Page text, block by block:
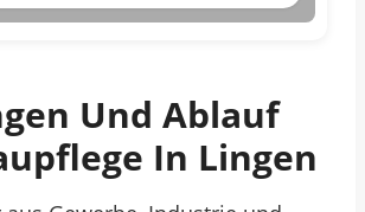
Und Ablauf
In Lingen